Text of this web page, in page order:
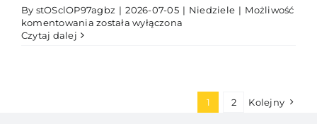
By stOSclOP97agbz | 2026-07-05 | Niedziele | Możliwość
komentowaniaXIV
została wyłączona
Czytaj dalej
1 2 Kolejny